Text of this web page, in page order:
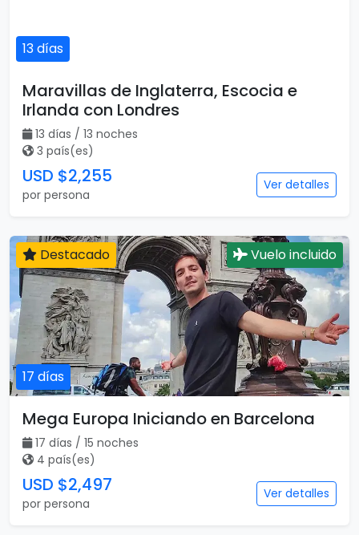
13 días
Maravillas de Inglaterra, Escocia e
Irlanda con Londres
13 días / 13 noches
3 país(es)
USD $2,255
por persona
Ver detalles
17 días
Destacado Vuelo incluido
Mega Europa Iniciando en Barcelona
17 días / 15 noches
4 país(es)
USD $2,497
por persona
Ver detalles